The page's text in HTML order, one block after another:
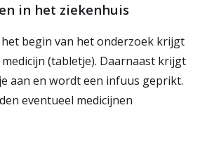
in het ziekenhuis
begin van het onderzoek krijgt
(tabletje). Daarnaast krijgt
aan en wordt een infuus geprikt.
eventueel medicijnen